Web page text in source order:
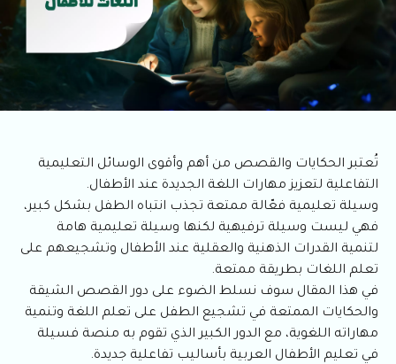
تُعتبر الحكايات والقصص من أهم وأقوى الوسائل التعليمية
التفاعلية لتعزيز مهارات اللغة الجديدة عند الأطفال.
وسيلة تعليمية فعّالة ممتعة تجذب انتباه الطفل بشكل كبير،
فهي ليست وسيلة ترفيهية لكنها وسيلة تعليمية هامة
لتنمية القدرات الذهنية والعقلية عند الأطفال وتشجيعهم على
تعلم اللغات بطريقة ممتعة.
في هذا المقال سوف نسلط الضوء على دور القصص الشيقة
والحكايات الممتعة في تشجيع الطفل على تعلم اللغة وتنمية
مهاراته اللغوية، مع الدور الكبير الذي تقوم به منصة فسيلة
في تعليم الأطفال العربية بأساليب تفاعلية جديدة.